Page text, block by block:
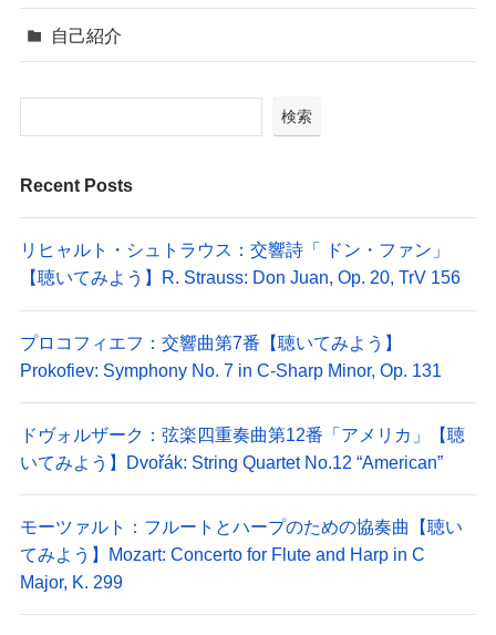
自己紹介
検索
Recent Posts
リヒャルト・シュトラウス：交響詩「 ドン・ファン」
【聴いてみよう】R. Strauss: Don Juan, Op. 20, TrV 156
プロコフィエフ：交響曲第7番【聴いてみよう】
Prokofiev: Symphony No. 7 in C-Sharp Minor, Op. 131
ドヴォルザーク：弦楽四重奏曲第12番「アメリカ」【聴
いてみよう】Dvořák: String Quartet No.12 “American”
モーツァルト：フルートとハープのための協奏曲【聴い
てみよう】Mozart: Concerto for Flute and Harp in C
Major, K. 299